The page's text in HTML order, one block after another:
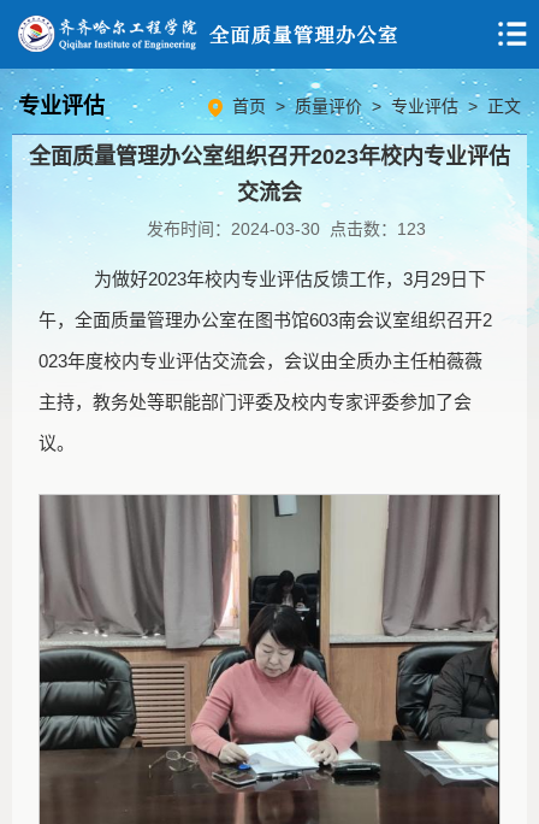
专业评估 首页 >质量评价 > 专业评估> 正文
全面质量管理办公室组织召开2023年校内专业评估
交流会
发布时间：2024-03-30 点击数： 123
为做好2023年校内专业评估反馈工作，3月29日下
午，全面质量管理办公室在图书馆603南会议室组织召开2
023年度校内专业评估交流会，会议由全质办主任柏薇薇
主持，教务处等职能部门评委及校内专家评委参加了会
议。